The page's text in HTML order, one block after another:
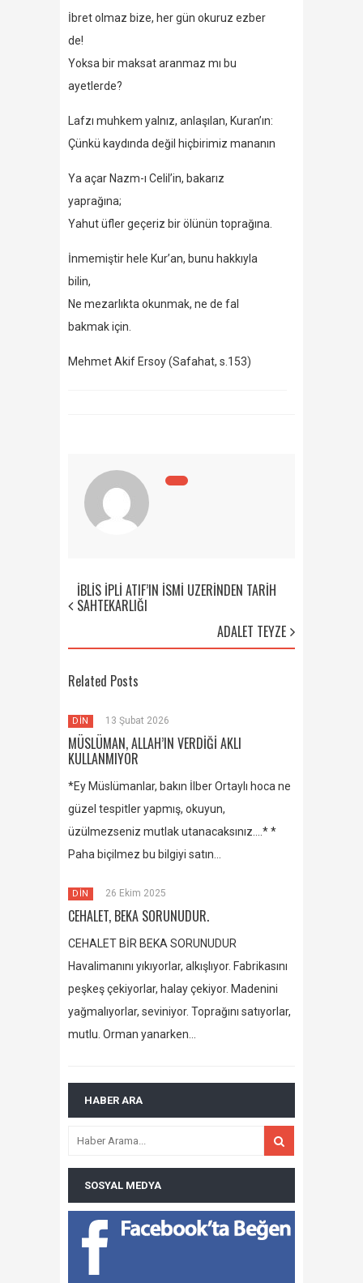
İbret olmaz bize, her gün okuruz ezber
de!
Yoksa bir maksat aranmaz mı bu
ayetlerde?
Lafzı muhkem yalnız, anlaşılan, Kuran’ın:
Çünkü kaydında değil hiçbirimiz mananın
Ya açar Nazm-ı Celil’in, bakarız
yaprağına;
Yahut üfler geçeriz bir ölünün toprağına.
İnmemiştir hele Kur’an, bunu hakkıyla
bilin,
Ne mezarlıkta okunmak, ne de fal
bakmak için.
Mehmet Akif Ersoy (Safahat, s.153)
İBLİS İPLİ ATIF’IN İSMİ ÜZERİNDEN TARİH
SAHTEKARLIĞI
ADALET TEYZE
Related Posts
DİN 13 Şubat 2026
MÜSLÜMAN, ALLAH’IN VERDİĞİ AKLI
KULLANMIYOR
*Ey Müslümanlar, bakın İlber Ortaylı hoca ne
güzel tespitler yapmış, okuyun,
üzülmezseniz mutlak utanacaksınız….* *
Paha biçilmez bu bilgiyi satın…
DİN 26 Ekim 2025
CEHALET, BEKA SORUNUDUR.
CEHALET BİR BEKA SORUNUDUR
Havalimanını yıkıyorlar, alkışlıyor. Fabrikasını
peşkeş çekiyorlar, halay çekiyor. Madenini
yağmalıyorlar, seviniyor. Toprağını satıyorlar,
mutlu. Orman yanarken…
HABER ARA
SOSYAL MEDYA